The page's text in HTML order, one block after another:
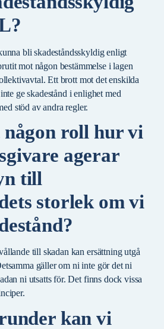
bli skadeståndsskyldig enligt
mot någon bestämmelse i lagen
Ett brott mot det enskilda
ge skadestånd i enlighet med
stöd av andra regler.
någon roll hur vi
agerar
till
storlek om vi
till skadan kan ersättning utgå
gäller om ni inte gör det ni
ni utsatts för. Det finns dock vissa
kan vi